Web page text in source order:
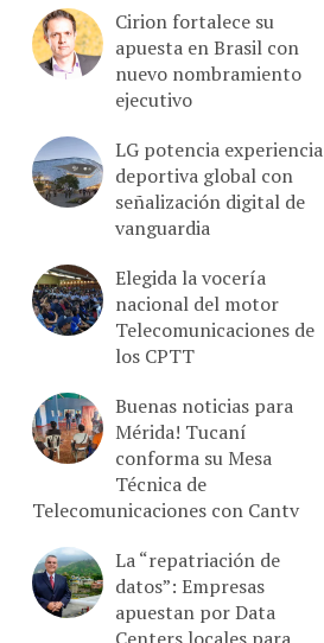
Cirion fortalece su
apuesta en Brasil con
nuevo nombramiento
ejecutivo
LG potencia experiencia
deportiva global con
señalización digital de
vanguardia
Elegida la vocería
nacional del motor
Telecomunicaciones de
los CPTT
Buenas noticias para
Mérida! Tucaní
conforma su Mesa
Técnica de
Telecomunicaciones con Cantv
La “repatriación de
datos”: Empresas
apuestan por Data
Centers locales para